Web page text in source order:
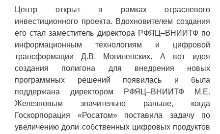
ПРОДУКЦИЯ И УСЛУГИ
ДПО и ПО (Дополнительное
профессиональное образование и
профессиональное обучение)
Лазерные технологии
Каталог гражданской продукции
Технологии водородной энергетики
Центр открыт в рамках отраслевого
инвестиционного проекта. Вдохновителем создания
его стал заместитель директора РФЯЦ–ВНИИТФ по
информационным технологиям и цифровой
трансформации Д.В. Могиленских. А вот идея
создания полигона для внедрения новых
программных решений появилась и была
поддержана директором РФЯЦ–ВНИИТФ М.Е.
Железновым значительно раньше, когда
Госкорпорация «Росатом» поставила задачу по
увеличению доли собственных цифровых продуктов